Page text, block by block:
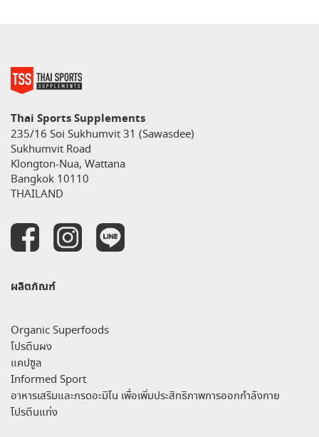
Thai Sports Supplements
235/16 Soi Sukhumvit 31 (Sawasdee)
Sukhumvit Road
Klongton-Nua, Wattana
Bangkok 10110
THAILAND
ผลิตภัณฑ์
Organic Superfoods
โปรตีนผง
แคปซูล
Informed Sport
อาหารเสริมและกรดอะมิโน เพื่อเพิ่มประสิทธิภาพการออกกำลังกาย
โปรตีนแท่ง